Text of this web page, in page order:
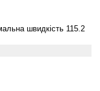
швидкість 115.2